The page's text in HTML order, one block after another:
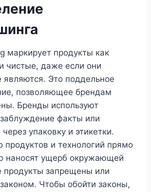
маркирует продукты как
чистые, даже если они
Это поддельное
позволяющее брендам
Бренды используют
факты или
упаковку и этикетки.
продуктов и технологий прямо
наносят ущерб окружающей
продукты запрещены или
Чтобы обойти законы,